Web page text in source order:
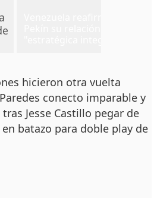
hicieron otra vuelta
conecto imparable y
Jesse Castillo pegar de
batazo para doble play de